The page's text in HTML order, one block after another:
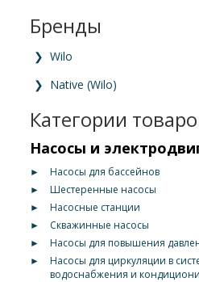
Бренды
❯ Wilo
❯ Native (Wilo)
Категории
Насосы и
►
Насосы для бассейнов
►
Шестеренные насосы
►
Насосные станции
►
Скважинные насосы
►
Насосы для повышения
►
Насосы для циркуляции в
водоснабжения и